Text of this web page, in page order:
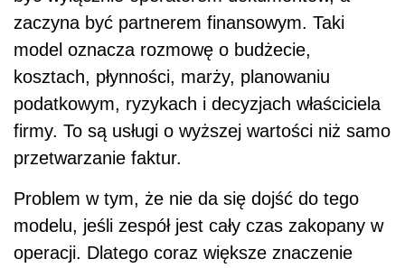
zaczyna być partnerem finansowym. Taki
model oznacza rozmowę o budżecie,
kosztach, płynności, marży, planowaniu
podatkowym, ryzykach i decyzjach właściciela
firmy. To są usługi o wyższej wartości niż samo
przetwarzanie faktur.
Problem w tym, że nie da się dojść do tego
modelu, jeśli zespół jest cały czas zakopany w
operacji. Dlatego coraz większe znaczenie